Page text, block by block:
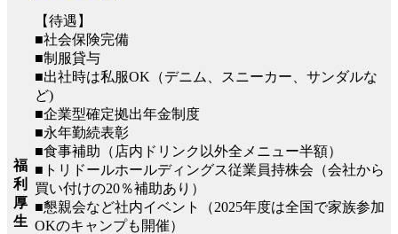
福
利
厚
生
【待遇】
■社会保険完備
■制服貸与
■出社時は私服OK（デニム、スニーカー、サンダルな
ど)
■企業型確定拠出年金制度
■永年勤続表彰
■食事補助（店内ドリンク以外全メニュー半額）
■トリドールホールディングス従業員持株会（会社から
買い付けの20％補助あり）
■懇親会など社内イベント（2025年度は全国で家族参加
OKのキャンプも開催）